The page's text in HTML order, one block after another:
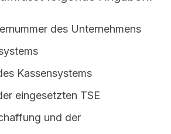
des Unternehmens
Kassensystems
eingesetzten TSE
und der